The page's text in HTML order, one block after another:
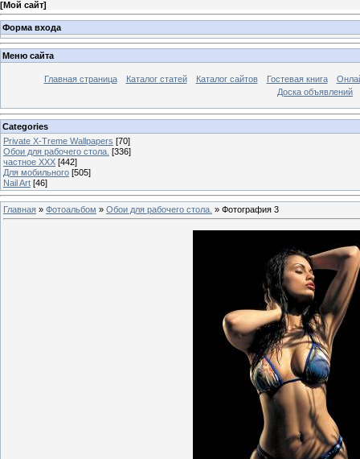
[Мой сайт]
Форма входа
Меню сайта
Главная страница Каталог статей Каталог сайтов Гостевая книга
Доска объявлений
Categories
Private X-Treme Wallpapers [70]
Обои для рабочего стола. [336]
частное ХХХ [442]
Для мобильного [505]
Nail Art [46]
Главная » Фотоальбом » Обои для рабочего стола. » Фотография 3